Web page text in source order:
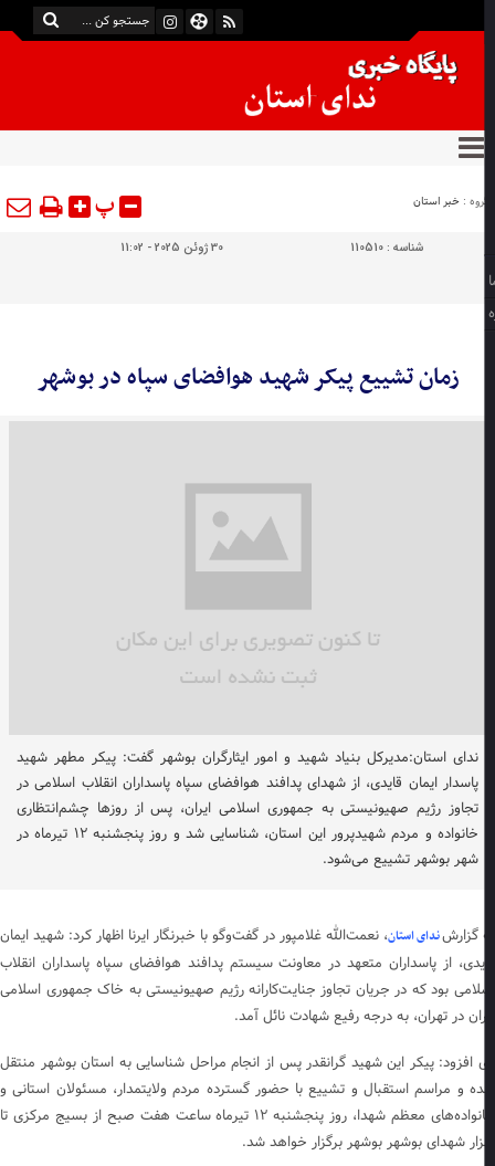
:خبر استان پ
شناسه :110510 30 ژوئن 2025 - 11:02
زمان تشییع پیکر شهید هوافضای سپاه در بوشهر
ندای استان:مدیرکل بنیاد شهید و امور ایثارگران بوشهر گفت: پیکر مطهر شهید
پاسدار ایمان قایدی، از شهدای پدافند هوافضای سپاه پاسداران انقلاب اسلامی در
تجاوز رژیم صهیونیستی به جمهوری اسلامی ایران، پس از روزها چشم‌انتظاری
خانواده و مردم شهیدپرور این استان، شناسایی شد و روز پنجشنبه ۱۲ تیرماه در
شهر بوشهر تشییع می‌شود.
گزارشندای استان، نعمت‌الله غلامپور در گفت‌وگو با خبرنگار ایرنا اظهار کرد: شهید ایمان
از پاسداران متعهد در معاونت سیستم پدافند هوافضای سپاه پاسداران انقلاب
بود که در جریان تجاوز جنایت‌کارانه رژیم صهیونیستی به خاک جمهوری اسلامی
در تهران، به درجه رفیع شهادت نائل آمد.
افزود: پیکر این شهید گرانقدر پس از انجام مراحل شناسایی به استان بوشهر منتقل
و مراسم استقبال و تشییع با حضور گسترده مردم ولایتمدار، مسئولان استانی و
خانواده‌های معظم شهدا، روز پنجشنبه ۱۲ تیرماه ساعت هفت صبح از بسیج مرکزی تا
شهدای بوشهر بوشهر برگزار خواهد شد.